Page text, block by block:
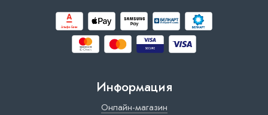
Информация
Онлайн-магазин